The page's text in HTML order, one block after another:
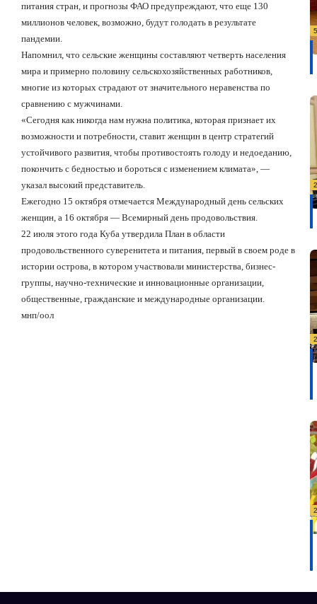
питания стран, и прогнозы ФАО предупреждают, что еще 130
миллионов человек, возможно, будут голодать в результате
пандемии.
Напомнил, что сельские женщины составляют четверть населения
мира и примерно половину сельскохозяйственных работников,
многие из которых страдают от значительного неравенства по
сравнению с мужчинами.
«Сегодня как никогда нам нужна политика, которая признает их
возможности и потребности, ставит женщин в центр стратегий
устойчивого развития, чтобы противостоять голоду и недоеданию,
покончить с бедностью и бороться с изменением климата», —
указал высокий представитель.
Ежегодно 15 октября отмечается Международный день сельских
женщин, а 16 октября — Всемирный день продовольствия.
22 июля этого года Куба утвердила План в области
продовольственного суверенитета и питания, первый в своем роде в
истории острова, в котором участвовали министерства, бизнес-
группы, научно-технические и инновационные организации,
общественные, гражданские и международные организации.
мнп/оол